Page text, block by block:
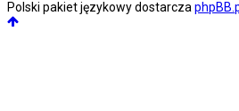
Polski pakiet językowy dostarcza